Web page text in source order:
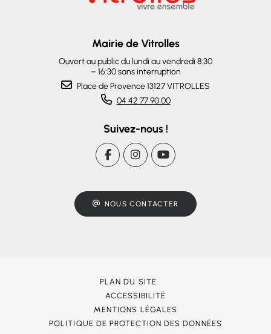
Mairie de Vitrolles
Ouvert au public du lundi au vendredi 8:30
– 16:30 sans interruption
Place de Provence 13127 VITROLLES
04 42 77 90 00
Suivez-nous !
NOUS CONTACTER
PLAN DU SITE
ACCESSIBILITÉ
MENTIONS LÉGALES
POLITIQUE DE PROTECTION DES DONNÉES